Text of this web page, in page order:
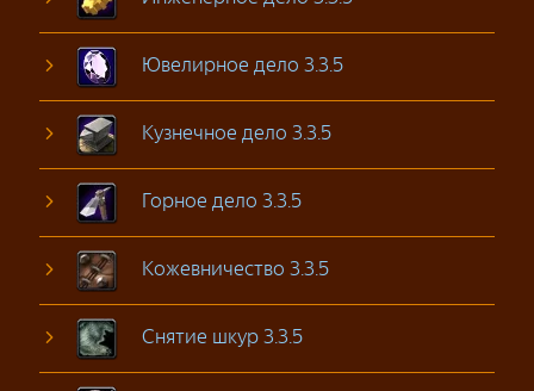
Ювелирное дело 3.3.5
Кузнечное дело 3.3.5
Горное дело 3.3.5
Кожевничество 3.3.5
Снятие шкур 3.3.5